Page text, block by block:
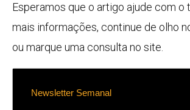
Esperamos que o artigo ajude com o
mais informações, continue de olho
ou marque uma consulta no site.
Newsletter Semanal